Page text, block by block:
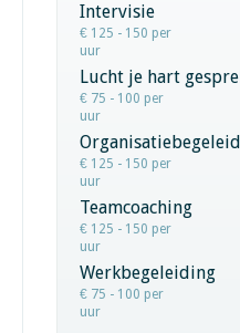
Intervisie
€ 125 - 150 per
uur
Lucht je hart
€ 75 - 100 per
uur
€ 125 - 150 per
uur
Teamcoaching
€ 125 - 150 per
uur
Werkbegeleiding
€ 75 - 100 per
uur